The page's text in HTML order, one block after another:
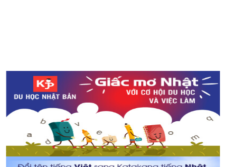
So sánh dưa hấu Nhật Bản - Việt Nam
Nhà tiên tri “Bạch tuộc” đã dự đoán đúng về chiến thắng
của Nhật Bản trong trận đấu đầu tiên tại WorldCup 2018
Những điều nên biết khi thi JLPT tại Nhật